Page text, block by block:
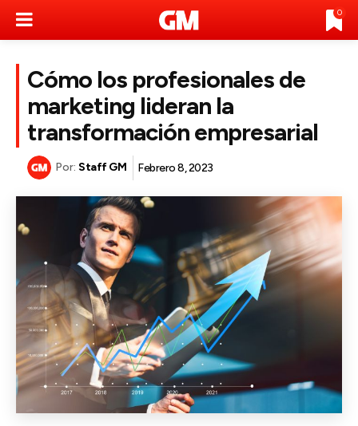
0
Cómo los profesionales de
marketing lideran la
transformación empresarial
Por: Staff GM Febrero 8, 2023